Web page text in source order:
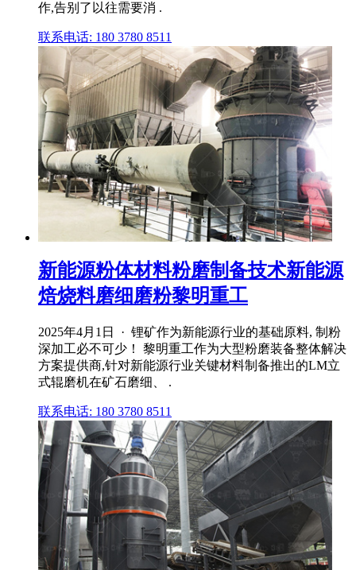
作,告别了以往需要消 .
联系电话: 180 3780 8511
新能源粉体材料粉磨制备技术新能源
焙烧料磨细磨粉黎明重工
2025年4月1日 · 锂矿作为新能源行业的基础原料, 制粉
深加工必不可少！ 黎明重工作为大型粉磨装备整体解决
方案提供商,针对新能源行业关键材料制备推出的LM立
式辊磨机在矿石磨细、 .
联系电话: 180 3780 8511